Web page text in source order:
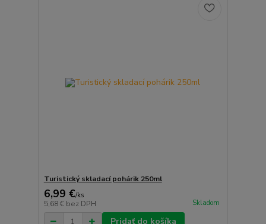
Turistický skladací pohárik 250ml
6,99 €/ks
5,68 € bez DPH Skladom
Pridať do košíka